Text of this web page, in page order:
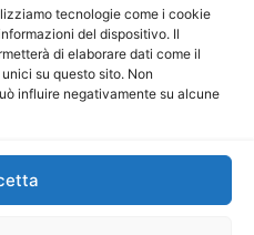
tecnologie come i cookie
del dispositivo. Il
di elaborare dati come il
su questo sito. Non
influire negativamente su alcune
Maurizio Scaglione
Maria Calabrese
Cooperativa a r.l. è